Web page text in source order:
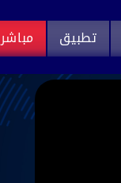
تطبيق مباشر